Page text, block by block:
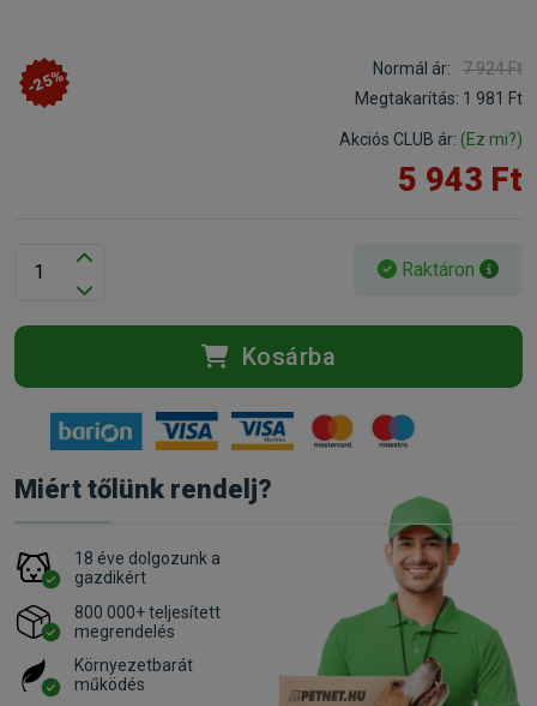
-25% Normál ár:
7 924 Ft
Megtakarítás: 1 981 Ft
Akciós CLUB ár: (Ez mi?)
5 943 Ft
Raktáron
Kosárba
Miért tőlünk rendelj?
18 éve dolgozunk a
gazdikért
800 000+ teljesített
megrendelés
Környezetbarát
működés